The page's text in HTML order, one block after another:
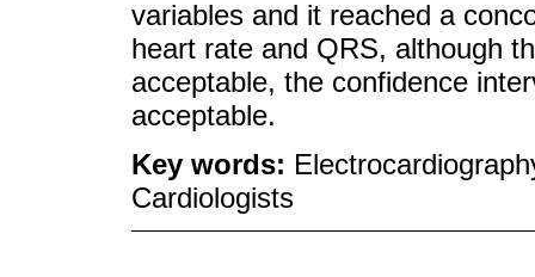
variables and it reached a
heart rate and QRS, although
acceptable, the confidence
acceptable.
Key words:
Cardiologists